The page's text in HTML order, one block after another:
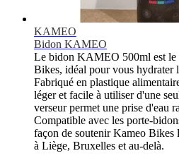
KAMEO
Bidon KAMEO
Le bidon KAMEO 500ml est
Bikes, idéal pour vous hydrater
Fabriqué en plastique
léger et facile à utiliser d'une
verseur permet une prise d'eau
Compatible avec les porte-
façon de soutenir Kameo Bikes
à Liège, Bruxelles et au-delà.